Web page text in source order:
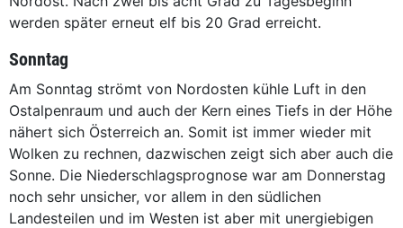
werden später erneut elf bis 20 Grad erreicht.
Sonntag
Am Sonntag strömt von Nordosten kühle Luft in den
Ostalpenraum und auch der Kern eines Tiefs in der Höhe
nähert sich Österreich an. Somit ist immer wieder mit
Wolken zu rechnen, dazwischen zeigt sich aber auch die
Sonne. Die Niederschlagsprognose war am Donnerstag
noch sehr unsicher, vor allem in den südlichen
Landesteilen und im Westen ist aber mit unergiebigen